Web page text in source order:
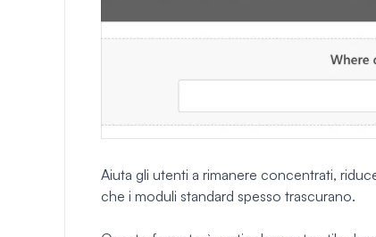
Aiuta gli utenti a rimanere concentrati,
che i moduli standard spesso trascurano.